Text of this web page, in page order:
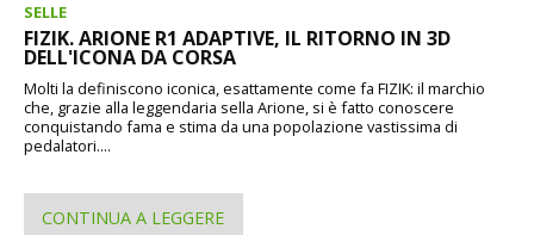
SELLE
FIZIK. ARIONE R1 ADAPTIVE, IL RITORNO IN 3D
DELL'ICONA DA CORSA
Molti la definiscono iconica, esattamente come fa FIZIK: il marchio
che, grazie alla leggendaria sella Arione, si è fatto conoscere
conquistando fama e stima da una popolazione vastissima di
pedalatori....
CONTINUA A LEGGERE